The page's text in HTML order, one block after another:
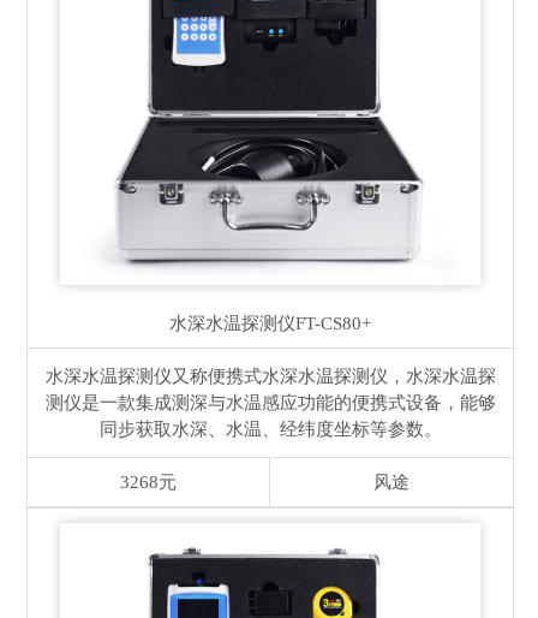
水深水温探测仪FT-CS80+
水深水温探测仪又称便携式水深水温探测仪，水深水温探
测仪是一款集成测深与水温感应功能的便携式设备，能够
同步获取水深、水温、经纬度坐标等参数。
3268元 风途